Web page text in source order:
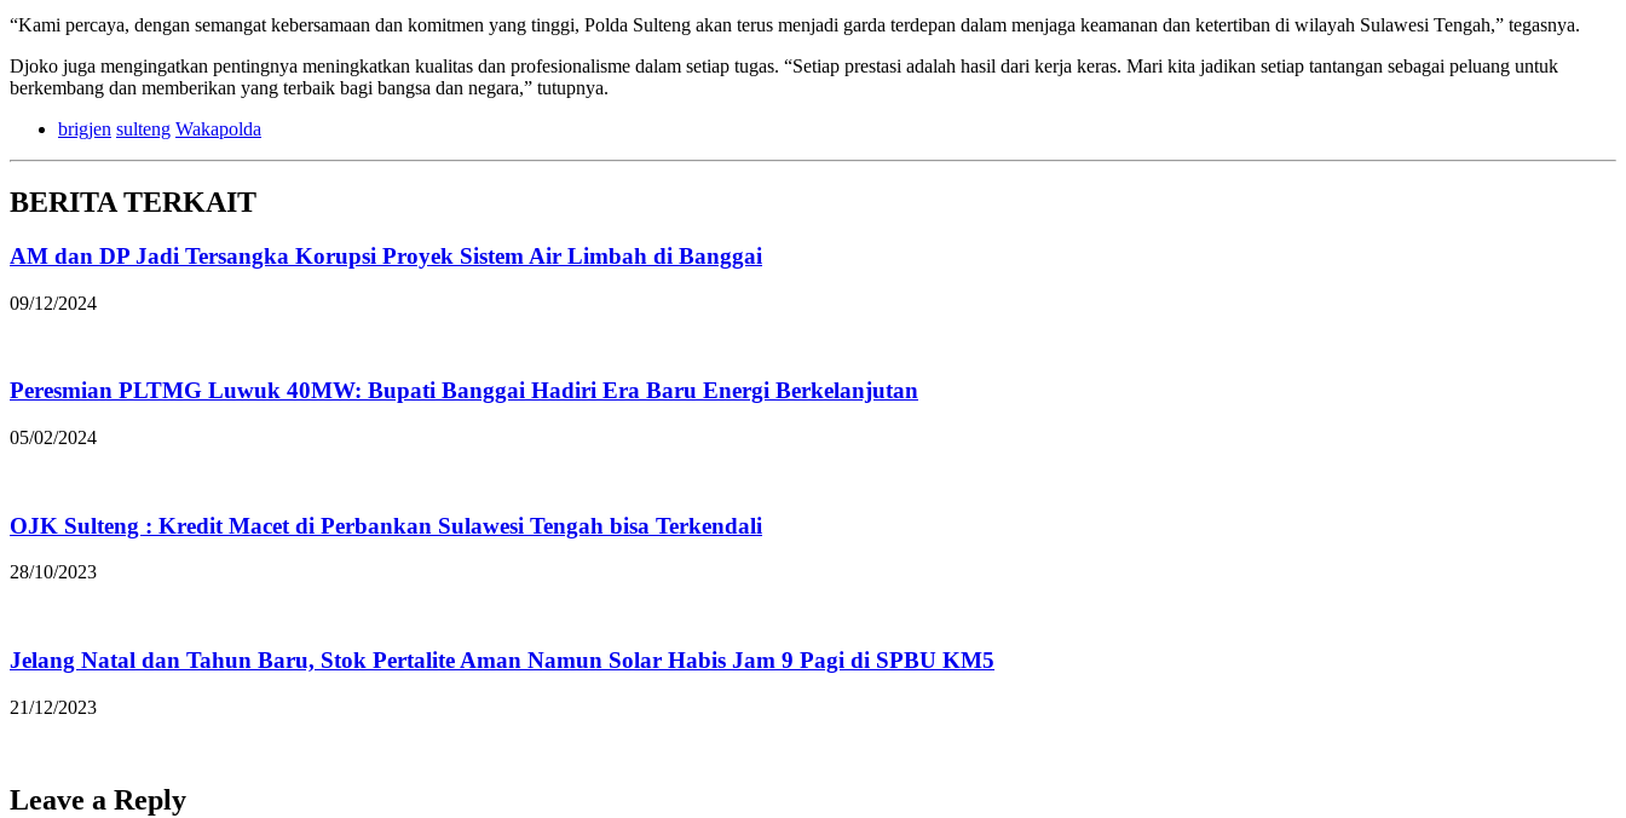
“Kami percaya, dengan semangat kebersamaan dan komitmen yang tinggi, Polda Sulteng akan terus menjadi garda terdepan dalam menjaga keamanan dan ketertiban di wilayah Sulawesi Tengah,” tegasnya.
Djoko juga mengingatkan pentingnya meningkatkan kualitas dan profesionalisme dalam setiap tugas. “Setiap prestasi adalah hasil dari kerja keras. Mari kita jadikan setiap tantangan sebagai peluang untuk
berkembang dan memberikan yang terbaik bagi bangsa dan negara,” tutupnya.
brigjen sulteng Wakapolda
BERITA TERKAIT
AM dan DP Jadi Tersangka Korupsi Proyek Sistem Air Limbah di Banggai
09/12/2024
Peresmian PLTMG Luwuk 40MW: Bupati Banggai Hadiri Era Baru Energi Berkelanjutan
05/02/2024
OJK Sulteng : Kredit Macet di Perbankan Sulawesi Tengah bisa Terkendali
28/10/2023
Jelang Natal dan Tahun Baru, Stok Pertalite Aman Namun Solar Habis Jam 9 Pagi di SPBU KM5
21/12/2023
Leave a Reply